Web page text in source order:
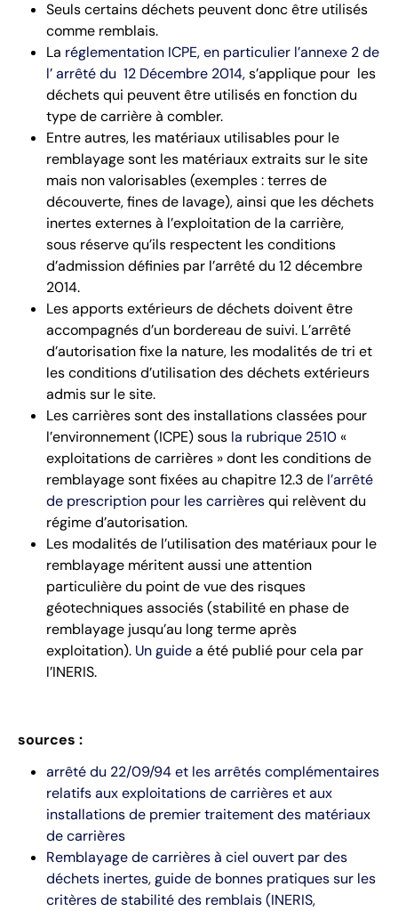
Seuls certains déchets peuvent donc être utilisés
comme remblais.
La réglementation ICPE, en particulier l’annexe 2 de
l’ arrêté du 12 Décembre 2014,s’applique pour les
déchets qui peuvent être utilisés en fonction du
type de carrière à combler.
Entre autres, les matériaux utilisables pour le
remblayage sont les matériaux extraits sur le site
mais non valorisables (exemples : terres de
découverte, fines de lavage), ainsi que les déchets
inertes externes à l’exploitation de la carrière,
sous réserve qu’ils respectent les conditions
d’admission définies par l’arrêté du 12 décembre
2014.
Les apports extérieurs de déchets doivent être
accompagnés d’un bordereau de suivi. L’arrêté
d’autorisation fixe la nature, les modalités de tri et
les conditions d’utilisation des déchets extérieurs
admis sur le site.
Les carrières sont des installations classées pour
l’environnement (ICPE) sous la rubrique 2510«
exploitations de carrières » dont les conditions de
remblayage sont fixées au chapitre 12.3 de l’arrêté
de prescription pour les carrièresqui relèvent du
régime d’autorisation.
Les modalités de l’utilisation des matériaux pour le
remblayage méritent aussi une attention
particulière du point de vue des risques
géotechniques associés (stabilité en phase de
remblayage jusqu’au long terme après
exploitation). Un guidea été publié pour cela par
l’INERIS.
sources :
arrêté du 22/09/94 et les arrêtés complémentaires
relatifs aux exploitations de carrières et aux
installations de premier traitement des matériaux
de carrières
Remblayage de carrières à ciel ouvert par des
déchets inertes, guide de bonnes pratiques sur les
critères de stabilité des remblais (INERIS,